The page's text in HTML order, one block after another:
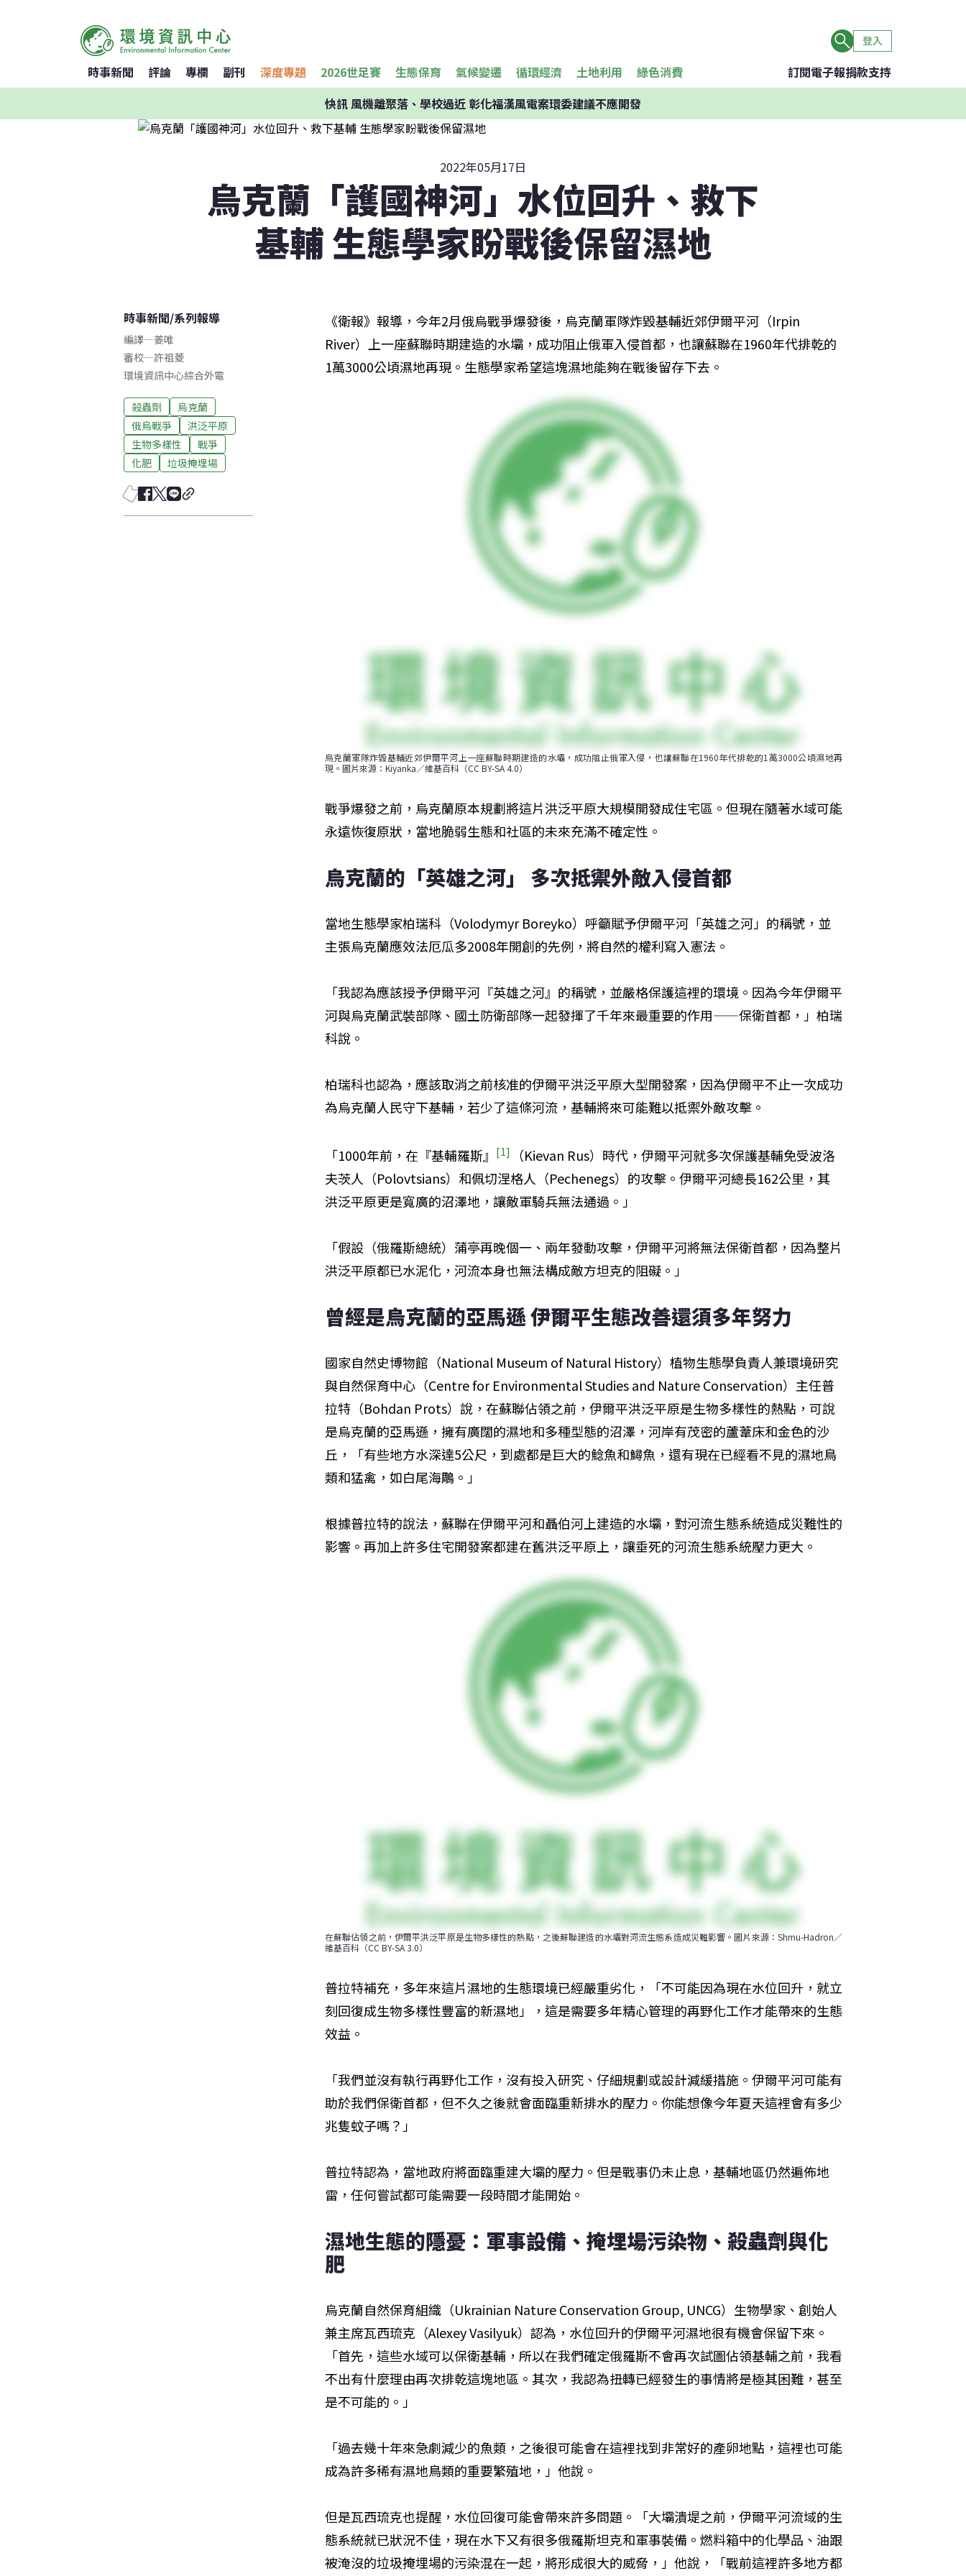
登入
時事新聞 評論 專欄 副刊 深度專題 2026世足賽 生態保育 氣候變遷 循環經濟 土地利用 綠色消費 訂閱電子報捐款支持
快訊風機離聚落、學校過近 彰化福漢風電案環委建議不應開發
2022年05月17日
烏克蘭「護國神河」水位回升、救下
基輔 生態學家盼戰後保留濕地
時事新聞/系列報導
編譯—姜唯
審校—許祖菱
環境資訊中心綜合外電
殺蟲劑
烏克蘭
俄烏戰爭
洪泛平原
生物多樣性
戰爭
化肥
垃圾掩埋場
《衛報》報導，今年2月俄烏戰爭爆發後，烏克蘭軍隊炸毀基輔近郊伊爾平河（Irpin
River）上一座蘇聯時期建造的水壩，成功阻止俄軍入侵首都，也讓蘇聯在1960年代排乾的
1萬3000公頃濕地再現。生態學家希望這塊濕地能夠在戰後留存下去。
烏克蘭軍隊炸毀基輔近郊伊爾平河上一座蘇聯時期建造的水壩，成功阻止俄軍入侵，也讓蘇聯在1960年代排乾的1萬3000公頃濕地再
現。圖片來源：Kiyanka／維基百科（CC BY-SA 4.0）
戰爭爆發之前，烏克蘭原本規劃將這片洪泛平原大規模開發成住宅區。但現在隨著水域可能
永遠恢復原狀，當地脆弱生態和社區的未來充滿不確定性。
烏克蘭的「英雄之河」 多次抵禦外敵入侵首都
當地生態學家柏瑞科（Volodymyr Boreyko）呼籲賦予伊爾平河「英雄之河」的稱號，並
主張烏克蘭應效法厄瓜多2008年開創的先例，將自然的權利寫入憲法。
「我認為應該授予伊爾平河『英雄之河』的稱號，並嚴格保護這裡的環境。因為今年伊爾平
河與烏克蘭武裝部隊、國土防衛部隊一起發揮了千年來最重要的作用——保衛首都，」柏瑞
科說。
柏瑞科也認為，應該取消之前核准的伊爾平洪泛平原大型開發案，因為伊爾平不止一次成功
為烏克蘭人民守下基輔，若少了這條河流，基輔將來可能難以抵禦外敵攻擊。
「1000年前，在『基輔羅斯』 [1]
（Kievan Rus）時代，伊爾平河就多次保護基輔免受波洛
夫茨人（Polovtsians）和佩切涅格人（Pechenegs）的攻擊。伊爾平河總長162公里，其
洪泛平原更是寬廣的沼澤地，讓敵軍騎兵無法通過。」
「假設（俄羅斯總統）蒲亭再晚個一、兩年發動攻擊，伊爾平河將無法保衛首都，因為整片
洪泛平原都已水泥化，河流本身也無法構成敵方坦克的阻礙。」
曾經是烏克蘭的亞馬遜 伊爾平生態改善還須多年努力
國家自然史博物館（National Museum of Natural History）植物生態學負責人兼環境研究
與自然保育中心（Centre for Environmental Studies and Nature Conservation）主任普
拉特（Bohdan Prots）說，在蘇聯佔領之前，伊爾平洪泛平原是生物多樣性的熱點，可說
是烏克蘭的亞馬遜，擁有廣闊的濕地和多種型態的沼澤，河岸有茂密的蘆葦床和金色的沙
丘，「有些地方水深達5公尺，到處都是巨大的鯰魚和鱘魚，還有現在已經看不見的濕地鳥
類和猛禽，如白尾海鵰。」
根據普拉特的說法，蘇聯在伊爾平河和聶伯河上建造的水壩，對河流生態系統造成災難性的
影響。再加上許多住宅開發案都建在舊洪泛平原上，讓垂死的河流生態系統壓力更大。
在蘇聯佔領之前，伊爾平洪泛平原是生物多樣性的熱點，之後蘇聯建造的水壩對河流生態系造成災難影響。圖片來源：Shmu-Hadron／
維基百科（CC BY-SA 3.0）
普拉特補充，多年來這片濕地的生態環境已經嚴重劣化，「不可能因為現在水位回升，就立
刻回復成生物多樣性豐富的新濕地」，這是需要多年精心管理的再野化工作才能帶來的生態
效益。
「我們並沒有執行再野化工作，沒有投入研究、仔細規劃或設計減緩措施。伊爾平河可能有
助於我們保衛首都，但不久之後就會面臨重新排水的壓力。你能想像今年夏天這裡會有多少
兆隻蚊子嗎？」
普拉特認為，當地政府將面臨重建大壩的壓力。但是戰事仍未止息，基輔地區仍然遍佈地
雷，任何嘗試都可能需要一段時間才能開始。
濕地生態的隱憂：軍事設備、掩埋場污染物、殺蟲劑與化
肥
烏克蘭自然保育組織（Ukrainian Nature Conservation Group, UNCG）生物學家、創始人
兼主席瓦西琉克（Alexey Vasilyuk）認為，水位回升的伊爾平河濕地很有機會保留下來。
「首先，這些水域可以保衛基輔，所以在我們確定俄羅斯不會再次試圖佔領基輔之前，我看
不出有什麼理由再次排乾這塊地區。其次，我認為扭轉已經發生的事情將是極其困難，甚至
是不可能的。」
「過去幾十年來急劇減少的魚類，之後很可能會在這裡找到非常好的產卵地點，這裡也可能
成為許多稀有濕地鳥類的重要繁殖地，」他說。
但是瓦西琉克也提醒，水位回復可能會帶來許多問題。「大壩潰堤之前，伊爾平河流域的生
態系統就已狀況不佳，現在水下又有很多俄羅斯坦克和軍事裝備。燃料箱中的化學品、油跟
被淹沒的垃圾掩埋場的污染混在一起，將形成很大的威脅，」他說，「戰前這裡許多地方都